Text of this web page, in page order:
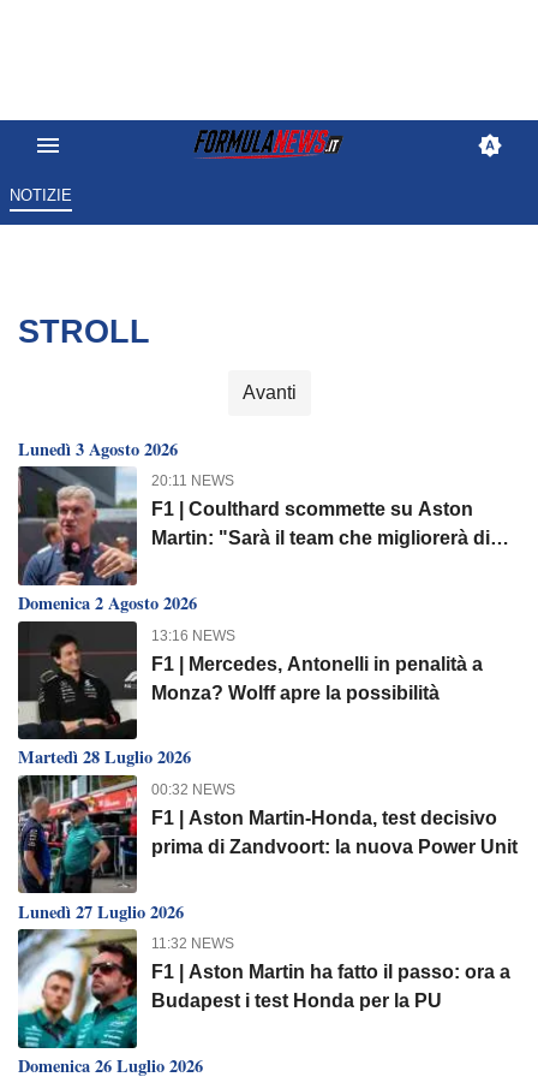
NOTIZIE
STROLL
Avanti
Lunedì 3 Agosto 2026
20:11 NEWS
F1 | Coulthard scommette su Aston
Martin: "Sarà il team che migliorerà di
Domenica 2 Agosto 2026
13:16 NEWS
F1 | Mercedes, Antonelli in penalità a
Monza? Wolff apre la possibilità
Martedì 28 Luglio 2026
00:32 NEWS
F1 | Aston Martin-Honda, test decisivo
prima di Zandvoort: la nuova Power Unit
Lunedì 27 Luglio 2026
11:32 NEWS
F1 | Aston Martin ha fatto il passo: ora a
Budapest i test Honda per la PU
Domenica 26 Luglio 2026